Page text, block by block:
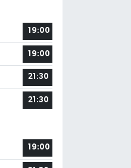
19:00
19:00
21:30
21:30
19:00